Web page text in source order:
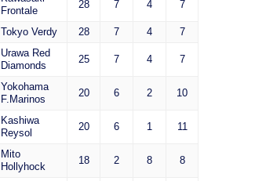
Frontale
28 7 4 7
Tokyo Verdy 28 7 4 7
Urawa Red
Diamonds
25 7 4 7
Yokohama
F.Marinos
20 6 2 10
Kashiwa
Reysol
20 6 1 11
Mito
Hollyhock
18 2 8 8